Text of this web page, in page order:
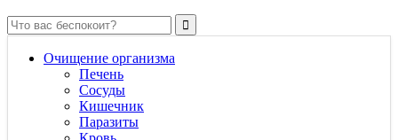
Очищение организма
Печень
Сосуды
Кишечник
Паразиты